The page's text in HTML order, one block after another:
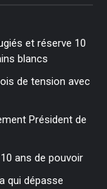
et réserve 10
blancs
de tension avec
Président de
ans de pouvoir
qui dépasse